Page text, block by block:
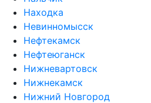
Находка
Невинномысск
Нефтекамск
Нефтеюганск
Нижневартовск
Нижнекамск
Нижний Новгород